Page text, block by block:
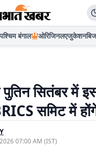
पश्चिम बंगाल ओरिजिनलएजुकेशन
पुतिन सितंबर में
समिट में
07:00 AM (IST)